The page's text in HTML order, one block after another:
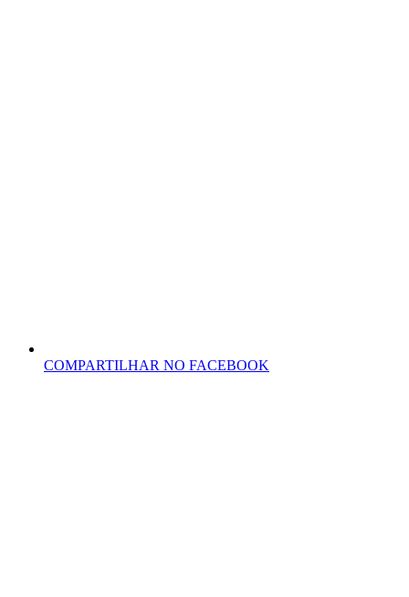
COMPARTILHAR NO FACEBOOK